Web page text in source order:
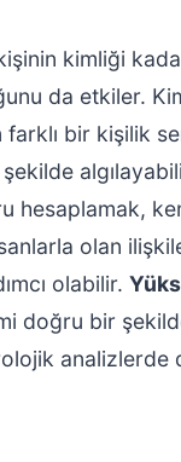
kimliği
da etkiler.
bir kişilik
hesaplamak,
olan
olabilir.
doğru bir
analizlerde